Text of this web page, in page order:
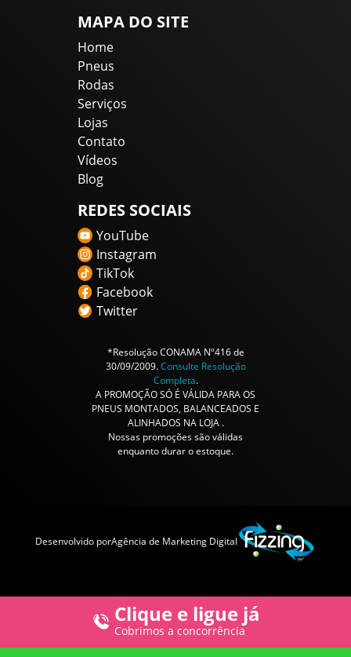
Clique e ligue já
Cobrimos a concorrência
MAPA DO SITE
Home
Pneus
Rodas
Serviços
Lojas
Contato
Vídeos
Blog
REDES SOCIAIS
YouTube
Instagram
TikTok
Facebook
Twitter
*Resolução CONAMA Nº416 de
30/09/2009.Consulte Resolução
Completa.
A PROMOÇÃO SÓ É VÁLIDA PARA OS
PNEUS MONTADOS, BALANCEADOS E
ALINHADOS NA LOJA .
Nossas promoções são válidas
enquanto durar o estoque.
Desenvolvido porAgência de Marketing Digital